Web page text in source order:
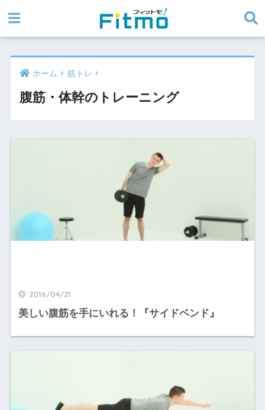
ホーム 筋トレ
腹筋・体幹のトレーニング
2016/04/21
美しい腹筋を手にいれる！『サイドベンド』